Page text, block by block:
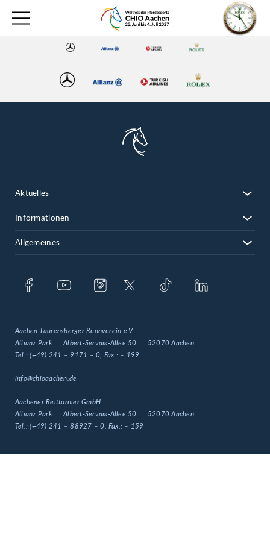
Aktuelles
Informationen
Allgemeines
Aachen-Laurensberger Rennverein e.V.
Allianz Park
Albert-Servais-Allee 50
52070 Aachen
Tel.:(+49) 241 – 9171 – 0 , Fax.: – 199
info@chioaachen.de
Aachener Reitturnier GmbH
Allianz Park
Albert-Servais-Allee 50
52070 Aachen
Tel.:(+49) 241 – 88927 – 0 , Fax.: – 159